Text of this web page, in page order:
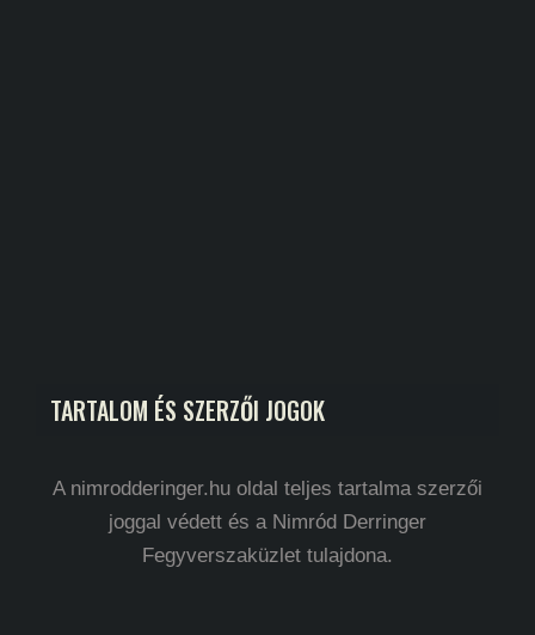
TARTALOM ÉS SZERZŐI JOGOK
A nimrodderinger.hu oldal teljes tartalma szerzői
joggal védett és a Nimród Derringer
Fegyverszaküzlet tulajdona.